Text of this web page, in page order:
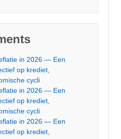
in 2026 — Een
op krediet,
cycli
in 2026 — Een
op krediet,
cycli
in 2026 — Een
op krediet,